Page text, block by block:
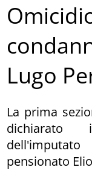
Lugo
La prima
dichiarato
pensionato